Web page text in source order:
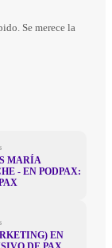
Se merece la
MARÍA
- EN PODPAX:
EN